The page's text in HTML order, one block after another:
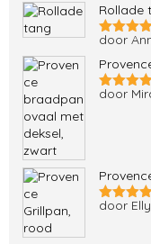
Rollade
door
door
door